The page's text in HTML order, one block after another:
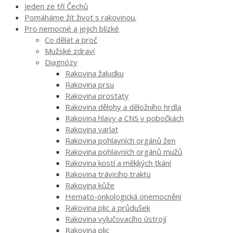
Jeden ze tří Čechů
Pomáháme žít život s rakovinou.
Pro nemocné a jejich blízké
Co dělat a proč
Mužské zdraví
Diagnózy
Rakovina žaludku
Rakovina prsu
Rakovina prostaty
Rakovina dělohy a děložního hrdla
Rakovina hlavy a CNS v pobočkách
Rakovina varlat
Rakovina pohlavních orgánů žen
Rakovina pohlavních orgánů mužů
Rakovina kostí a měkkých tkání
Rakovina trávicího traktu
Rakovina kůže
Hemato-onkologická onemocnění
Rakovina plic a průdušek
Rakovina vylučovacího ústrojí
Rakovina plic